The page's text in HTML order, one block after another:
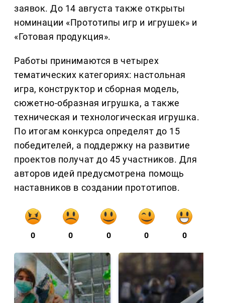
заявок. До 14 августа также открыты
номинации «Прототипы игр и игрушек» и
«Готовая продукция».
Работы принимаются в четырех
тематических категориях: настольная
игра, конструктор и сборная модель,
сюжетно-образная игрушка, а также
техническая и технологическая игрушка.
По итогам конкурса определят до 15
победителей, а поддержку на развитие
проектов получат до 45 участников. Для
авторов идей предусмотрена помощь
наставников в создании прототипов.
0 0 0 0 0